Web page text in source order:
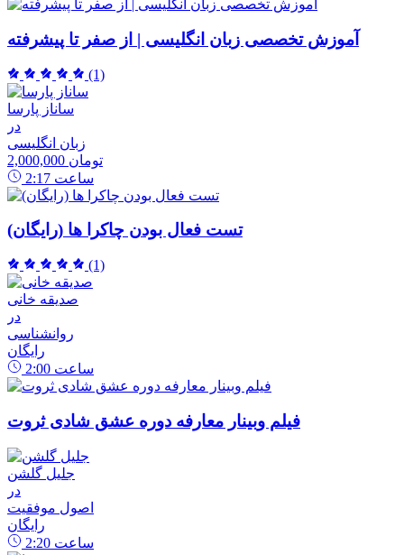
آموزش تخصصی زبان انگلیسی | از صفر تا پیشرفته
(1)
ساناز پارسا
در
زبان انگلیسی
2,000,000 تومان
2:17 ساعت
تست فعال بودن چاکرا ها (رایگان)
(1)
صدیقه خانی
در
روانشناسی
رایگان
2:00 ساعت
فیلم وبینار معارفه دوره عشق شادی ثروت
جلیل گلشن
در
اصول موفقیت
رایگان
2:20 ساعت